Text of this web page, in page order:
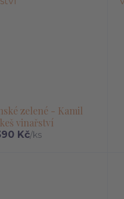
zelené - Kamil
vinařství
Kč/ks